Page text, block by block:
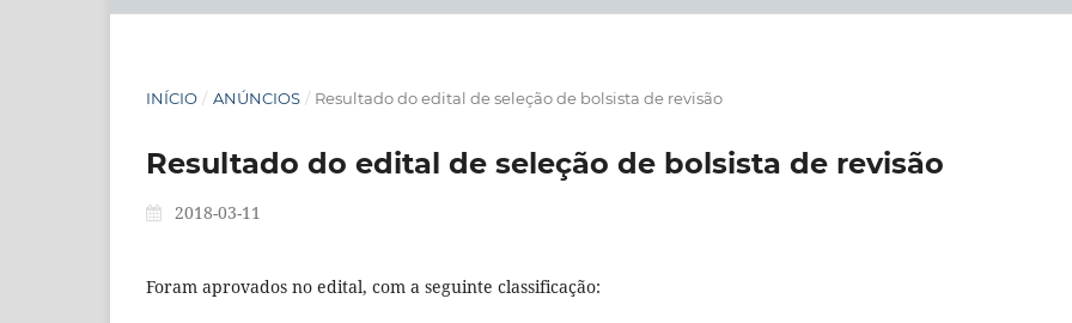
INÍCIO / ANÚNCIOS / Resultado do edital de seleção de bolsista de revisão
Resultado do edital de seleção de bolsista de revisão
2018-03-11
Foram aprovados no edital, com a seguinte classificação: